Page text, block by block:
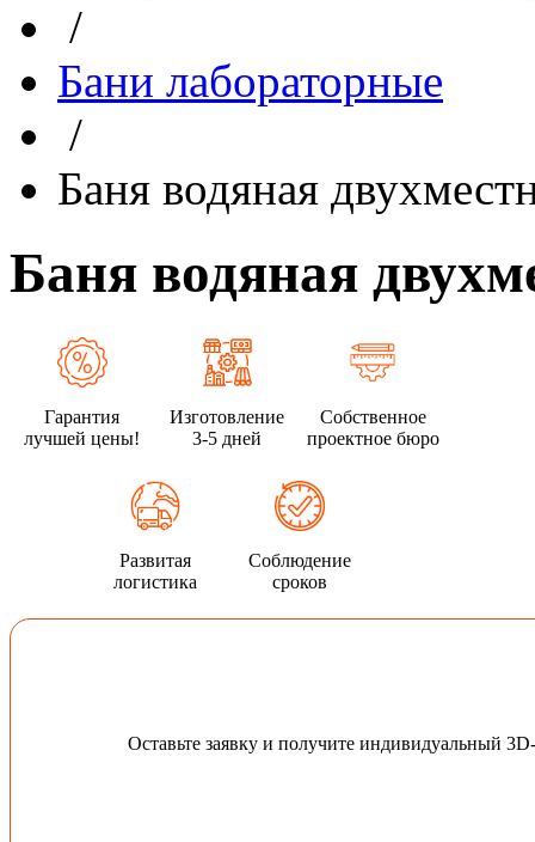
/
Бани лабораторные
/
Баня водяная
Баня водяная
Гарантия
лучшей цены!
Изготовление
3-5 дней
Собственное
проектное бюро
Развитая
логистика
Соблюдение
сроков
Оставьте заявку и получите индивидуальный